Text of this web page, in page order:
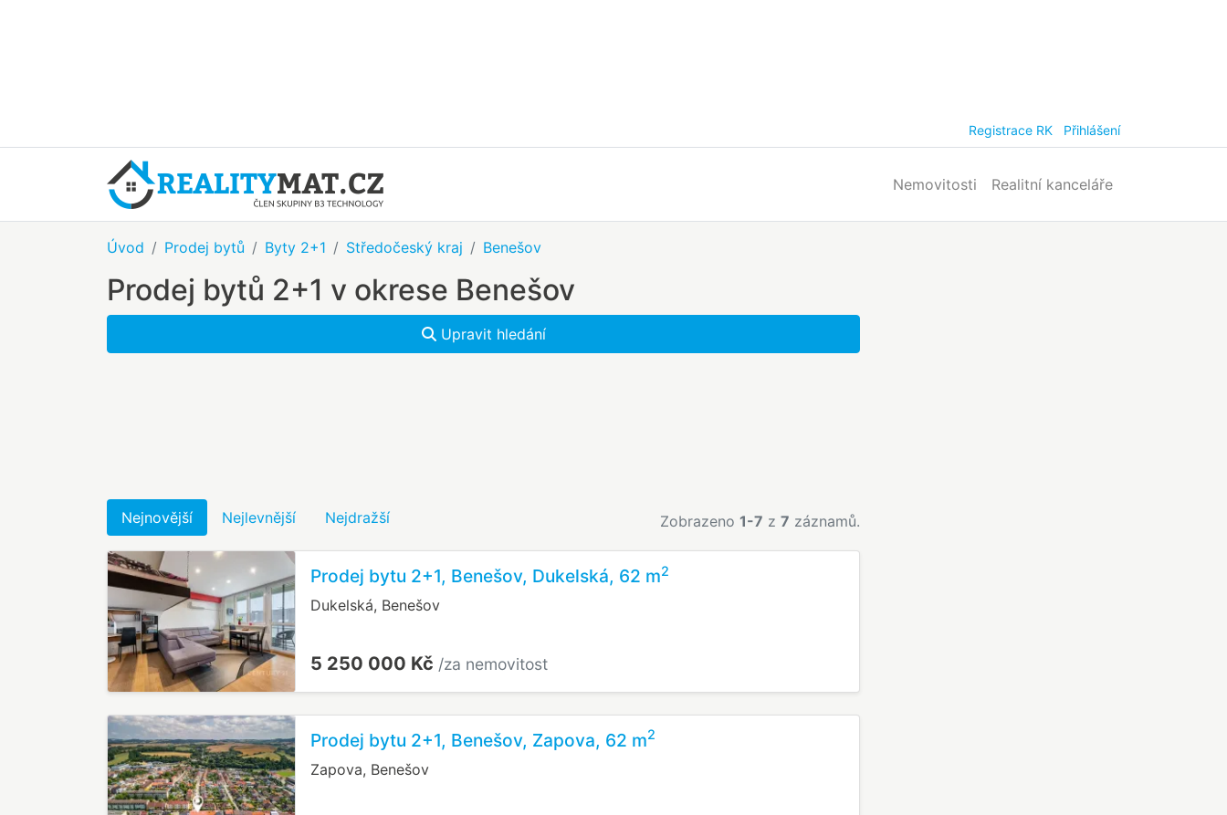
Registrace RK Přihlášení
Nemovitosti Realitní kanceláře
Úvod Prodej bytů Byty 2+1 Středočeský kraj Benešov
Prodej bytů 2+1 v okrese Benešov
Upravit hledání
Nejnovější Nejlevnější Nejdražší Zobrazeno 1-7 z 7 záznamů.
Prodej bytu 2+1, Benešov, Dukelská, 62 m2
Dukelská, Benešov
5 250 000 Kč /za nemovitost
Prodej bytu 2+1, Benešov, Zapova, 62 m2
Zapova, Benešov